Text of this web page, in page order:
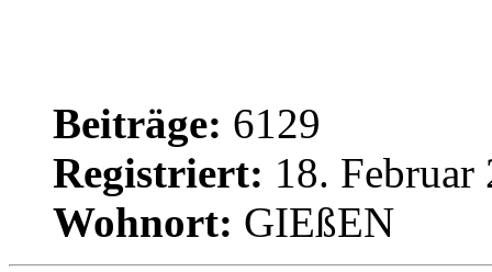
Beiträge: 6129
Registriert: 18. Februar
Wohnort: GIEßEN